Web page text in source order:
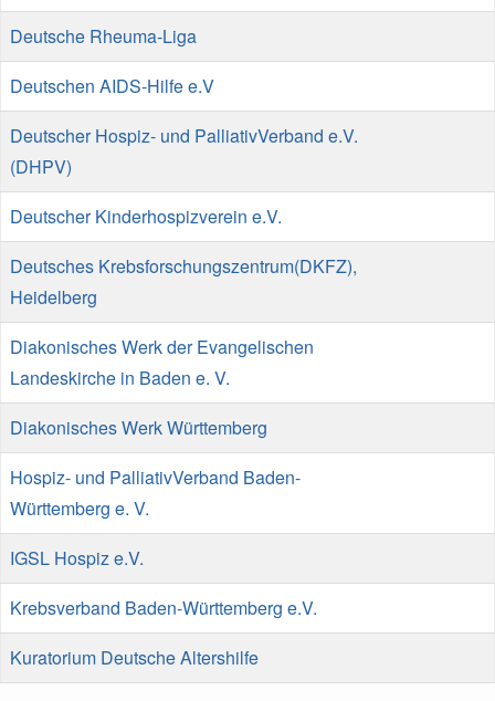
Deutsche Rheuma-Liga
Deutschen AIDS-Hilfe e.V
Deutscher Hospiz- und PalliativVerband e.V.
(DHPV)
Deutscher Kinderhospizverein e.V.
Deutsches Krebsforschungszentrum(DKFZ),
Heidelberg
Diakonisches Werk der Evangelischen
Landeskirche in Baden e. V.
Diakonisches Werk Württemberg
Hospiz- und PalliativVerband Baden-
Württemberg e. V.
IGSL Hospiz e.V.
Krebsverband Baden-Württemberg e.V.
Kuratorium Deutsche Altershilfe